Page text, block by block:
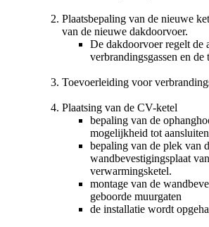
Plaatsbepaling van de nieuwe
van de nieuwe dakdoorvoer.
De dakdoorvoer regelt de
verbrandingsgassen en
Toevoerleiding voor
Plaatsing van de CV-ketel
bepaling van de
mogelijkheid tot
bepaling van de plek van
wandbevestigingsplaat
verwarmingsketel.
montage van de
geboorde muurgaten
de installatie wordt